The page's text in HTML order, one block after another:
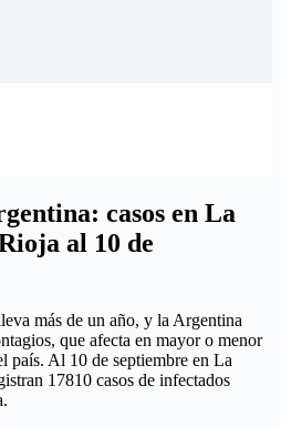
casos en La
al 10 de
más de un año, y la Argentina
que afecta en mayor o menor
país. Al 10 de septiembre en La
17810 casos de infectados